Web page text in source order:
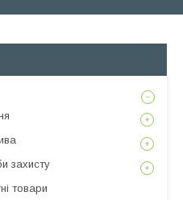
захисту
товари